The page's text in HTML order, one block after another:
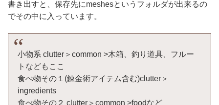
書き出すと、保存先にmeshesというフォルダが出来るの
でその中に入っています。
小物系 clutter＞common >木箱、釣り道具、フルー
トなどもここ
食べ物その１(錬金術アイテム含む)clutter＞
ingredients
食べ物その２ clutter＞common >foodなど